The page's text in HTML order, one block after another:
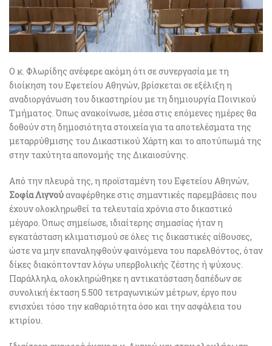
Ο κ. Φλωρίδης ανέφερε ακόμη ότι σε συνεργασία με τη
διοίκηση του Εφετείου Αθηνών, βρίσκεται σε εξέλιξη η
αναδιοργάνωση του δικαστηρίου με τη δημιουργία Ποινικού
Τμήματος. Όπως ανακοίνωσε, μέσα στις επόμενες ημέρες θα
δοθούν στη δημοσιότητα στοιχεία για τα αποτελέσματα της
μεταρρύθμισης του Δικαστικού Χάρτη και το αποτύπωμά της
στην ταχύτητα απονομής της Δικαιοσύνης.
Από την πλευρά της, η προϊσταμένη του Εφετείου Αθηνών,
Σοφία Λιγνούαναφέρθηκε στις σημαντικές παρεμβάσεις που
έχουν ολοκληρωθεί τα τελευταία χρόνια στο δικαστικό
μέγαρο. Όπως σημείωσε, ιδιαίτερης σημασίας ήταν η
εγκατάσταση κλιματισμού σε όλες τις δικαστικές αίθουσες,
ώστε να μην επαναληφθούν φαινόμενα του παρελθόντος, όταν
δίκες διακόπτονταν λόγω υπερβολικής ζέστης ή ψύχους.
Παράλληλα, ολοκληρώθηκε η αντικατάσταση δαπέδων σε
συνολική έκταση 5.500 τετραγωνικών μέτρων, έργο που
ενισχύει τόσο την καθαριότητα όσο και την ασφάλεια του
κτιρίου.